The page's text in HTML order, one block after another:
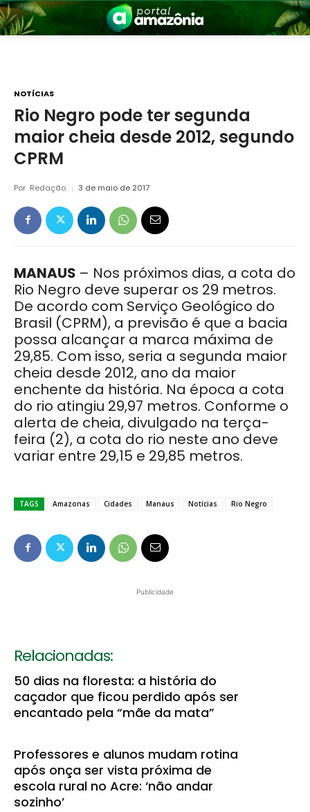
Amazônia
NOTÍCIAS
Rio Negro pode ter segunda
maior cheia desde 2012, segundo
CPRM
Por Redação 3 de maio de 2017
MANAUS – Nos próximos dias, a cota do
Rio Negro deve superar os 29 metros.
De acordo com Serviço Geológico do
Brasil (CPRM), a previsão é que a bacia
possa alcançar a marca máxima de
29,85. Com isso, seria a segunda maior
cheia desde 2012, ano da maior
enchente da história. Na época a cota
do rio atingiu 29,97 metros. Conforme o
alerta de cheia, divulgado na terça-
feira (2), a cota do rio neste ano deve
variar entre 29,15 e 29,85 metros.
TAGS Amazonas Cidades Manaus Notícias Rio Negro
Publicidade
Relacionadas:
50 dias na floresta: a história do
caçador que ficou perdido após ser
encantado pela “mãe da mata”
Professores e alunos mudam rotina
após onça ser vista próxima de
escola rural no Acre: ‘não andar
sozinho’